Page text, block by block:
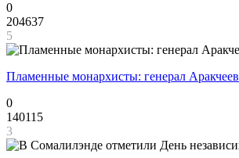
0
204637
5
Пламенные монархисты: генерал Аракчеев
0
140115
3